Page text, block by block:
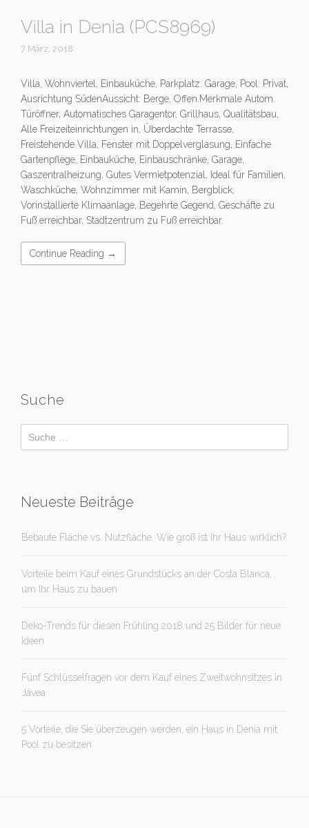
Villa in Denia (PCS8969)
7 März, 2018
Villa, Wohnviertel, Einbauküche, Parkplatz: Garage, Pool: Privat,
Ausrichtung SüdenAussicht: Berge, Offen.Merkmale Autom.
Türöffner, Automatisches Garagentor, Grillhaus, Qualitätsbau,
Alle Freizeiteinrichtungen in, Überdachte Terrasse,
Freistehende Villa, Fenster mit Doppelverglasung, Einfache
Gartenpflege, Einbauküche, Einbauschränke, Garage,
Gaszentralheizung, Gutes Vermietpotenzial, Ideal für Familien,
Waschküche, Wohnzimmer mit Kamin, Bergblick,
Vorinstallierte Klimaanlage, Begehrte Gegend, Geschäfte zu
Fuß erreichbar, Stadtzentrum zu Fuß erreichbar.
Continue Reading →
Suche
Neueste Beiträge
Bebaute Fläche vs. Nutzfläche. Wie groß ist Ihr Haus wirklich?
Vorteile beim Kauf eines Grundstücks an der Costa Blanca,
um Ihr Haus zu bauen
Deko-Trends für diesen Frühling 2018 und 25 Bilder für neue
Ideen
Fünf Schlüsselfragen vor dem Kauf eines Zweitwohnsitzes in
Jávea
5 Vorteile, die Sie überzeugen werden, ein Haus in Denia mit
Pool zu besitzen